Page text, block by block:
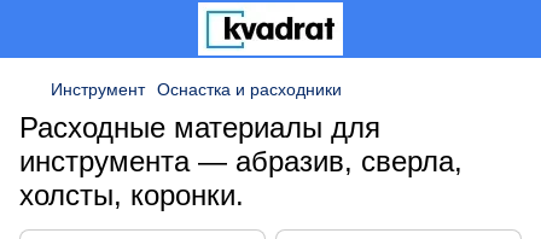
Инструмент Оснастка и расходники
Расходные материалы для
инструмента — абразив, сверла,
холсты, коронки.